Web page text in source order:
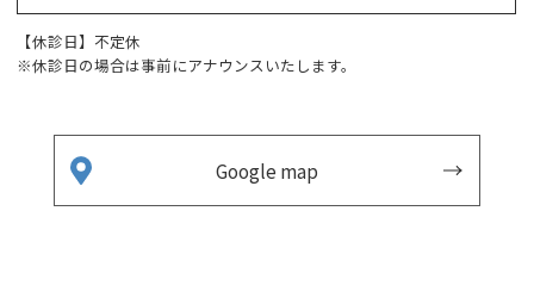
【休診日】不定休
※休診日の場合は事前にアナウンスいたします。
Google map